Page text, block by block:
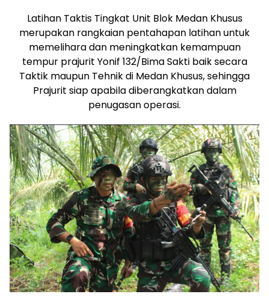
Latihan Taktis Tingkat Unit Blok Medan Khusus
merupakan rangkaian pentahapan latihan untuk
memelihara dan meningkatkan kemampuan
tempur prajurit Yonif 132/Bima Sakti baik secara
Taktik maupun Tehnik di Medan Khusus, sehingga
Prajurit siap apabila diberangkatkan dalam
penugasan operasi.